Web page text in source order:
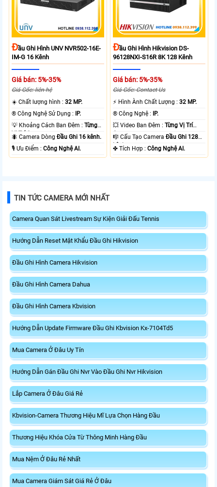
ĐẦu Ghi Hình UNV NVR502-16E-
IM-G 16 Kênh
Giá bán: 5%-35%
Giá Gốc: liên hệ
☀️ Chất lượng hình :32 MP.
®️ Công Nghệ Sử Dụng : IP.
💡 Khoảng Cách Ban Đêm :Từng
Vị Trí Camera .
🐜 Camera DòngĐầu Ghi 16 kênh.
️🎙 Ưu Điểm :Công Nghệ AI.
ĐẦu Ghi Hình Hikvision DS-
96128NXI-S16R 8K 128 Kênh
Giá bán: 5%-35%
Giá Gốc: Contact Us
️⚡ Hình Ành Chất Lượng :32 MP.
®️ Công Nghệ : IP.
💥 Video Ban Đêm :Từng Vị Trí
Camera .
🎼️ Cấu Tạo CameraĐầu Ghi 128
kênh.
️✤ Tích Hợp :Công Nghệ AI.
TIN TỨC CAMERA MỚI NHẤT
Camera Quan Sát Livestream Sự Kiện Giải Đấu Tennis
Hướng Dẫn Reset Mật Khẩu Đầu Ghi Hikvision
Đầu Ghi Hình Camera Hikvision
Đầu Ghi Hình Camera Dahua
Đầu Ghi Hình Camera Kbvision
Hướng Dẫn Update Firmware Đầu Ghi Kbvision Kx-7104Td5
Mua Camera Ở Đâu Uy Tín
Hướng Dẫn Gán Đầu Ghi Nvr Vào Đầu Ghi Nvr Hikvision
Lắp Camera Ở Đâu Giá Rẻ
Kbvision-Camera Thương Hiệu Mĩ Lựa Chọn Hàng Đầu
Thương Hiệu Khóa Cửa Từ Thông Minh Hàng Đầu
Mua Nệm Ở Đâu Rẻ Nhất
Mua Camera Giám Sát Giá Rẻ Ở Đâu